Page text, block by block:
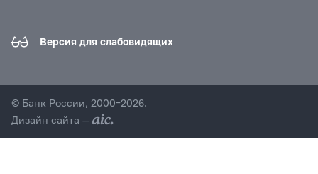
Версия для слабовидящих
© Банк России, 2000–2026.
Дизайн сайта —